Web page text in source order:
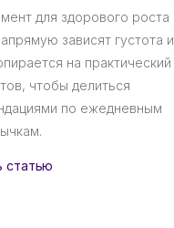
для здорового роста
зависят густота и
на практический
чтобы делиться
по ежедневным
статью